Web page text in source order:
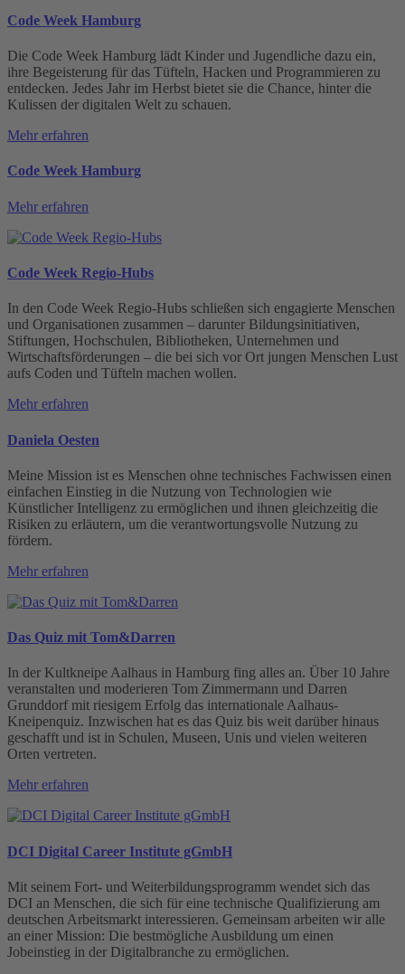
Code Week Hamburg
Die Code Week Hamburg lädt Kinder und Jugendliche dazu ein,
ihre Begeisterung für das Tüfteln, Hacken und Programmieren zu
entdecken. Jedes Jahr im Herbst bietet sie die Chance, hinter die
Kulissen der digitalen Welt zu schauen.
Mehr erfahren
Code Week Hamburg
Mehr erfahren
Code Week Regio-Hubs
In den Code Week Regio-Hubs schließen sich engagierte Menschen
und Organisationen zusammen – darunter Bildungsinitiativen,
Stiftungen, Hochschulen, Bibliotheken, Unternehmen und
Wirtschaftsförderungen – die bei sich vor Ort jungen Menschen Lust
aufs Coden und Tüfteln machen wollen.
Mehr erfahren
Daniela Oesten
Meine Mission ist es Menschen ohne technisches Fachwissen einen
einfachen Einstieg in die Nutzung von Technologien wie
Künstlicher Intelligenz zu ermöglichen und ihnen gleichzeitig die
Risiken zu erläutern, um die verantwortungsvolle Nutzung zu
fördern.
Mehr erfahren
Das Quiz mit Tom&Darren
In der Kultkneipe Aalhaus in Hamburg fing alles an. Über 10 Jahre
veranstalten und moderieren Tom Zimmermann und Darren
Grunddorf mit riesigem Erfolg das internationale Aalhaus-
Kneipenquiz. Inzwischen hat es das Quiz bis weit darüber hinaus
geschafft und ist in Schulen, Museen, Unis und vielen weiteren
Orten vertreten.
Mehr erfahren
DCI Digital Career Institute gGmbH
Mit seinem Fort- und Weiterbildungsprogramm wendet sich das
DCI an Menschen, die sich für eine technische Qualifizierung am
deutschen Arbeitsmarkt interessieren. Gemeinsam arbeiten wir alle
an einer Mission: Die bestmögliche Ausbildung um einen
Jobeinstieg in der Digitalbranche zu ermöglichen.